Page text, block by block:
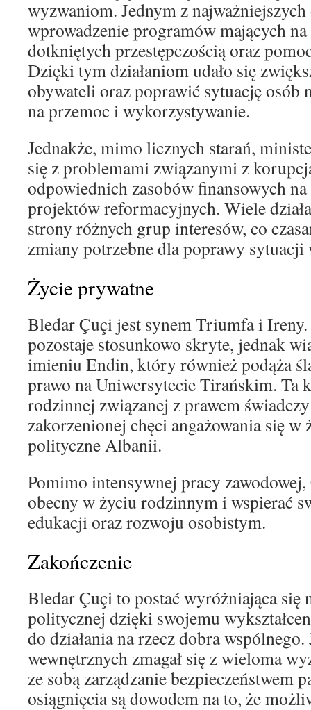
wyzwaniom. Jednym z najważniejszych
wprowadzenie programów mających
dotkniętych przestępczością oraz
Dzięki tym działaniom udało się
obywateli oraz poprawić sytuację osób
na przemoc i wykorzystywanie.
Jednakże, mimo licznych starań,
się z problemami związanymi z
odpowiednich zasobów finansowych
projektów reformacyjnych. Wiele
strony różnych grup interesów, co
zmiany potrzebne dla poprawy sytuacji
Życie prywatne
Bledar Çuçi jest synem Triumfa i
pozostaje stosunkowo skryte, jednak
imieniu Endin, który również podąża
prawo na Uniwersytecie Tirańskim. Ta
rodzinnej związanej z prawem
zakorzenionej chęci angażowania się w
polityczne Albanii.
Pomimo intensywnej pracy zawodowej,
obecny w życiu rodzinnym i wspierać
edukacji oraz rozwoju osobistym.
Zakończenie
Bledar Çuçi to postać wyróżniająca się
politycznej dzięki swojemu
do działania na rzecz dobra
wewnętrznych zmagał się z wieloma
ze sobą zarządzanie bezpieczeństwem
osiągnięcia są dowodem na to, że